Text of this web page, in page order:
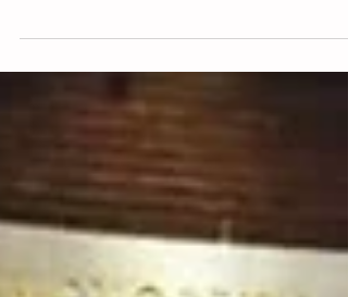
adolescentes y mujeres de las uniones no
deseadas , la diputada Alejandra Gómez
Mendoza y la diputada Rosa Linda López
Sánchez encabezaron un foro clave en la
Escuela Normal “Lic. Manuel Larráinzar”.
El encuentro sirvió para dialogar sobre la
cohabitación forzada , una problemática
que vulnera los derechos básicos y frena
desarrollo de las mujeres en el estado,